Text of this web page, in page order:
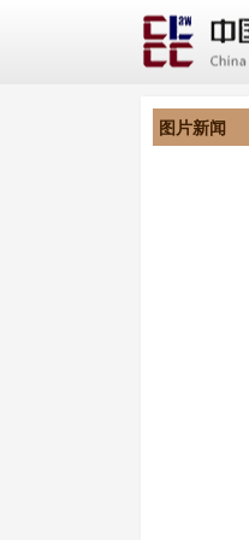
图片新闻